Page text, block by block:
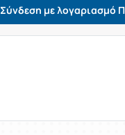
Σύνδεση με λογαριασμό